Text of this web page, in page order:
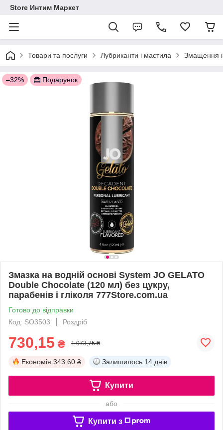
Store Интим Маркет
Товари та послуги Лубриканти і мастила Змащення
–32% Подарунок
Змазка на водній основі System JO GELATO
Double Chocolate (120 мл) без цукру,
парабенів і гліколя 777Store.com.ua
Готово до відправки
Код: SO3503
Роздріб
730,15 ₴ 1 073,75 ₴
Економія 343.60 ₴ Залишилось 14 днів
Купити
або
Купити з